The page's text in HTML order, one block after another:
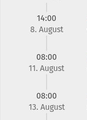
14:00
8. August
08:00
11. August
08:00
13. August